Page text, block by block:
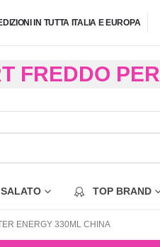
IN TUTTA ITALIA E EUROPA
FREDDO
4,9 KG) –
DI
SALATO TOP BRAND
ENERGY 330ML CHINA